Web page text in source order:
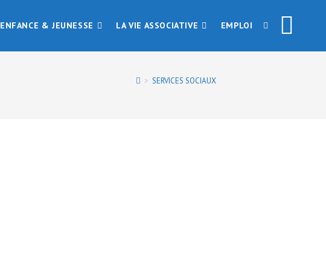
ENFANCE & JEUNESSE LA VIE ASSOCIATIVE EMPLOI
> SERVICES SOCIAUX